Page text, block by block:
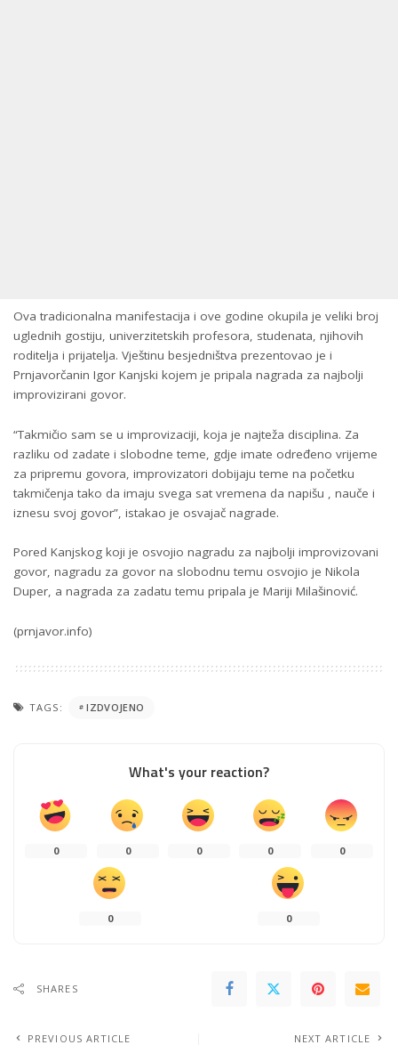
Ova tradicionalna manifestacija i ove godine okupila je veliki broj
uglednih gostiju, univerzitetskih profesora, studenata, njihovih
roditelja i prijatelja. Vještinu besjedništva prezentovao je i
Prnjavorčanin Igor Kanjski kojem je pripala nagrada za najbolji
improvizirani govor.
“Takmičio sam se u improvizaciji, koja je najteža disciplina. Za
razliku od zadate i slobodne teme, gdje imate određeno vrijeme
za pripremu govora, improvizatori dobijaju teme na početku
takmičenja tako da imaju svega sat vremena da napišu , nauče i
iznesu svoj govor”, istakao je osvajač nagrade.
Pored Kanjskog koji je osvojio nagradu za najbolji improvizovani
govor, nagradu za govor na slobodnu temu osvojio je Nikola
Duper, a nagrada za zadatu temu pripala je Mariji Milašinović.
(prnjavor.info)
TAGS: IZDVOJENO
What's your reaction?
0 0 0 0 0
0 0
SHARES
PREVIOUS ARTICLE NEXT ARTICLE